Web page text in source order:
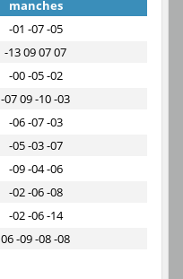
manches
-01 -07 -05
-13 09 07 07
-00 -05 -02
-07 09 -10 -03
-06 -07 -03
-05 -03 -07
-09 -04 -06
-02 -06 -08
-02 -06 -14
06 -09 -08 -08